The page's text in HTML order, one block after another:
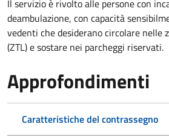
Il servizio è rivolto alle persone con
deambulazione, con capacità
vedenti che desiderano circolare
(ZTL) e sostare nei parcheggi riservati.
Approfondimenti
Caratteristiche del contrassegno